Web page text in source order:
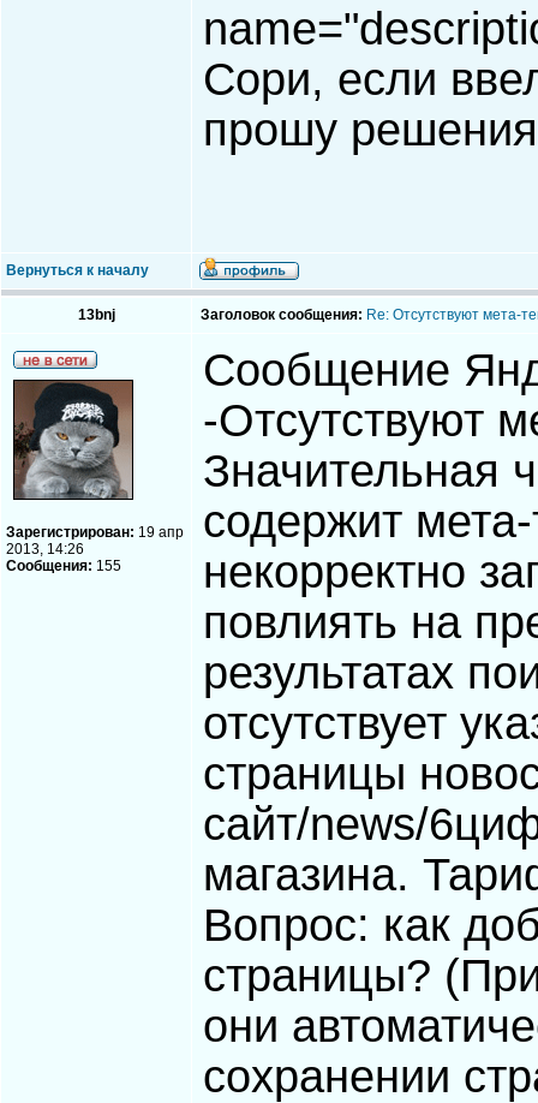
Сори, если
прошу
Вернуться к началу
13bnj Заголовок сообщения: Re: Отсутствуют мета-
Зарегистрирован: 19 апр
2013, 14:26
Сообщения: 155
Сообщение
-Отсутствуют
Значительная
содержит
некорректно
повлиять на
результатах
отсутствует
страницы
сайт/news/
магазина.
Вопрос: как
страницы?
они
сохранении